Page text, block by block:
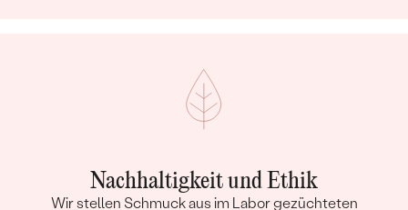
Nachhaltigkeit und Ethik
Wir stellen Schmuck aus im Labor gezüchteten